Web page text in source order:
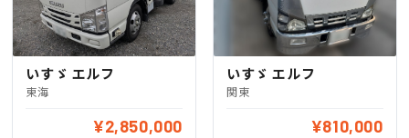
いすゞ エルフ
東海
¥2,850,000
いすゞ エルフ
関東
¥810,000